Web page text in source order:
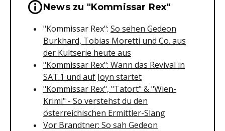
Wichtige Hinweise &
News zu "Kommissar Rex"
"Kommissar Rex": So sehen Gedeon
Burkhard, Tobias Moretti und Co. aus
der Kultserie heute aus
"Kommissar Rex": Wann das Revival in
SAT.1 und auf Joyn startet
"Kommissar Rex", "Tatort" & "Wien-
Krimi" - So verstehst du den
österreichischen Ermittler-Slang
Vor Brandtner: So sah Gedeon